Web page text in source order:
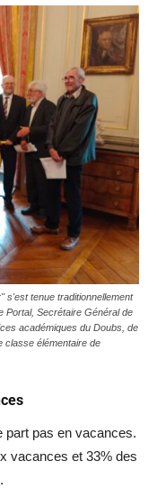
s'est tenue traditionnellement
Portal, Secrétaire Général de
académiques du Doubs, de
classe élémentaire de
part pas en vacances.
vacances et 33% des